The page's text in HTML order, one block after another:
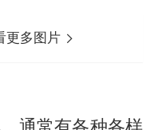
更多图片
通常有各种各样